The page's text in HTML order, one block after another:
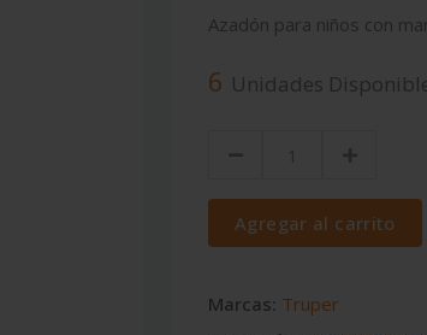
Azadón para niños con
6 Unidades
Agregar al carrito
Marcas: Truper